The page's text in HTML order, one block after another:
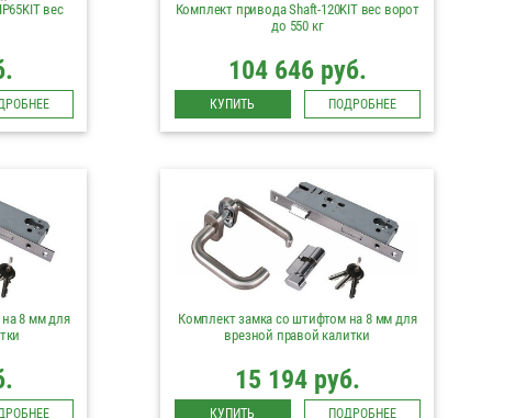
вес
Комплект привода Shaft-120KIT вес ворот
до 550 кг
104 646 руб.
КУПИТЬ ПОДРОБНЕЕ
8 мм для
Комплект замка со штифтом на 8 мм для
врезной правой калитки
15 194 руб.
КУПИТЬ ПОДРОБНЕЕ